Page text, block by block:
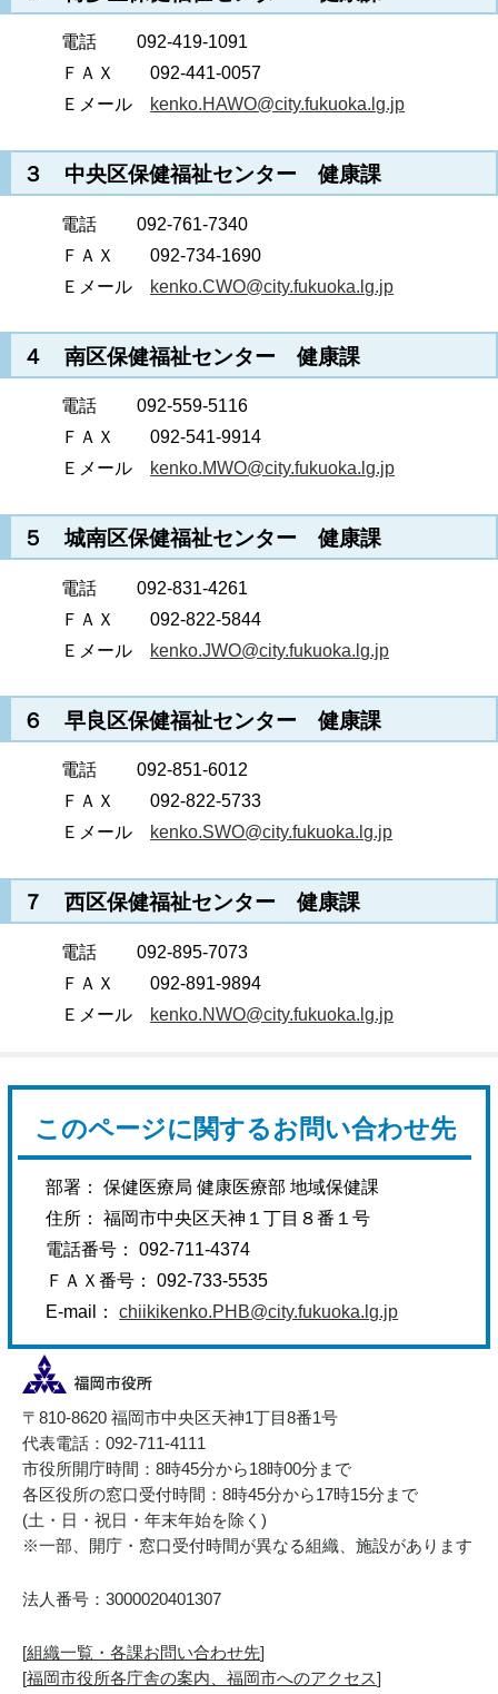
電話 092-419-1091
ＦＡＸ 092-441-0057
Ｅメール
kenko.HAWO@city.fukuoka.lg.jp
３ 中央区保健福祉センター 健康課
電話 092-761-7340
ＦＡＸ 092-734-1690
Ｅメール
kenko.CWO@city.fukuoka.lg.jp
４ 南区保健福祉センター 健康課
電話 092-559-5116
ＦＡＸ 092-541-9914
Ｅメール
kenko.MWO@city.fukuoka.lg.jp
５ 城南区保健福祉センター 健康課
電話 092-831-4261
ＦＡＸ 092-822-5844
Ｅメール
kenko.JWO@city.fukuoka.lg.jp
６ 早良区保健福祉センター 健康課
電話 092-851-6012
ＦＡＸ 092-822-5733
Ｅメール
kenko.SWO@city.fukuoka.lg.jp
７ 西区保健福祉センター 健康課
電話 092-895-7073
ＦＡＸ 092-891-9894
Ｅメール
kenko.NWO@city.fukuoka.lg.jp
このページに関するお問い合わせ先
部署： 保健医療局 健康医療部 地域保健課
住所： 福岡市中央区天神１丁目８番１号
電話番号： 092-711-4374
ＦＡＸ番号： 092-733-5535
E-mail：chiikikenko.PHB@city.fukuoka.lg.jp
〒810-8620 福岡市中央区天神1丁目8番1号
代表電話：092-711-4111
市役所開庁時間：8時45分から18時00分まで
各区役所の窓口受付時間：8時45分から17時15分まで
(土・日・祝日・年末年始を除く)
※一部、開庁・窓口受付時間が異なる組織、施設があります
法人番号：3000020401307
[組織一覧・各課お問い合わせ先]
[福岡市役所各庁舎の案内、福岡市へのアクセス]